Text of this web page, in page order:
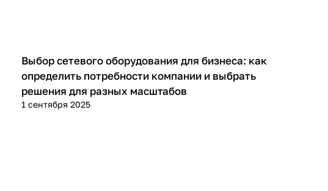
Советы покупателям
Выбор сетевого оборудования для бизнеса: как
определить потребности компании и выбрать
решения для разных масштабов
1 сентября 2025